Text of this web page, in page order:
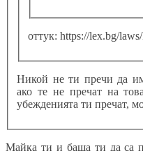
оттук: https://lex.bg/
Никой не ти пречи да
ако те не пречат на
убежденията ти пречат,
Майка ти и баща ти да са